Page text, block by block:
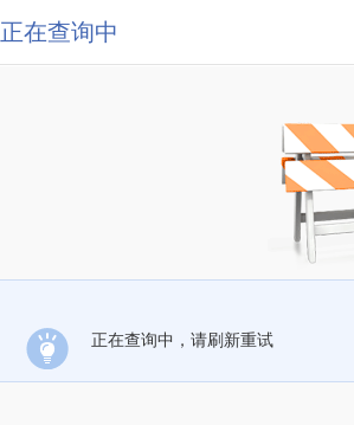
正在查询中
正在查询中，请刷新重试